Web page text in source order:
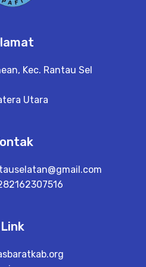
Kec. Rantau Sel
Utara
Link